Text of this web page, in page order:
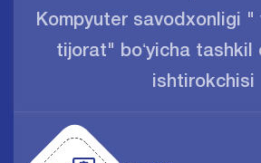
Kompyuter savodxonligi "
tijorat" boʻyicha tashkil
ishtirokchisi